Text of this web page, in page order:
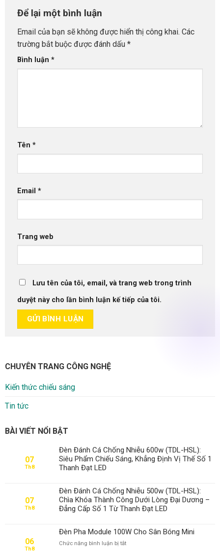
Để lại một bình luận
Email của bạn sẽ không được hiển thị công khai. Các
trường bắt buộc được đánh dấu *
Bình luận *
Tên *
Email *
Trang web
Lưu tên của tôi, email, và trang web trong trình
duyệt này cho lần bình luận kế tiếp của tôi.
CHUYÊN TRANG CÔNG NGHỆ
Kiến thức chiếu sáng
Tin tức
BÀI VIẾT NỔI BẬT
07
Th8
Đèn Đánh Cá Chống Nhiễu 600w (TDL-HSL):
Siêu Phẩm Chiếu Sáng, Khẳng Định Vị Thế Số 1
Thanh Đạt LED
07
Th8
Đèn Đánh Cá Chống Nhiễu 500w (TDL-HSL):
Chìa Khóa Thành Công Dưới Lòng Đại Dương –
Đẳng Cấp Số 1 Từ Thanh Đạt LED
06
Th8
Đèn Pha Module 100W Cho Sân Bóng Mini
Chức năng bình luận bị tắtở